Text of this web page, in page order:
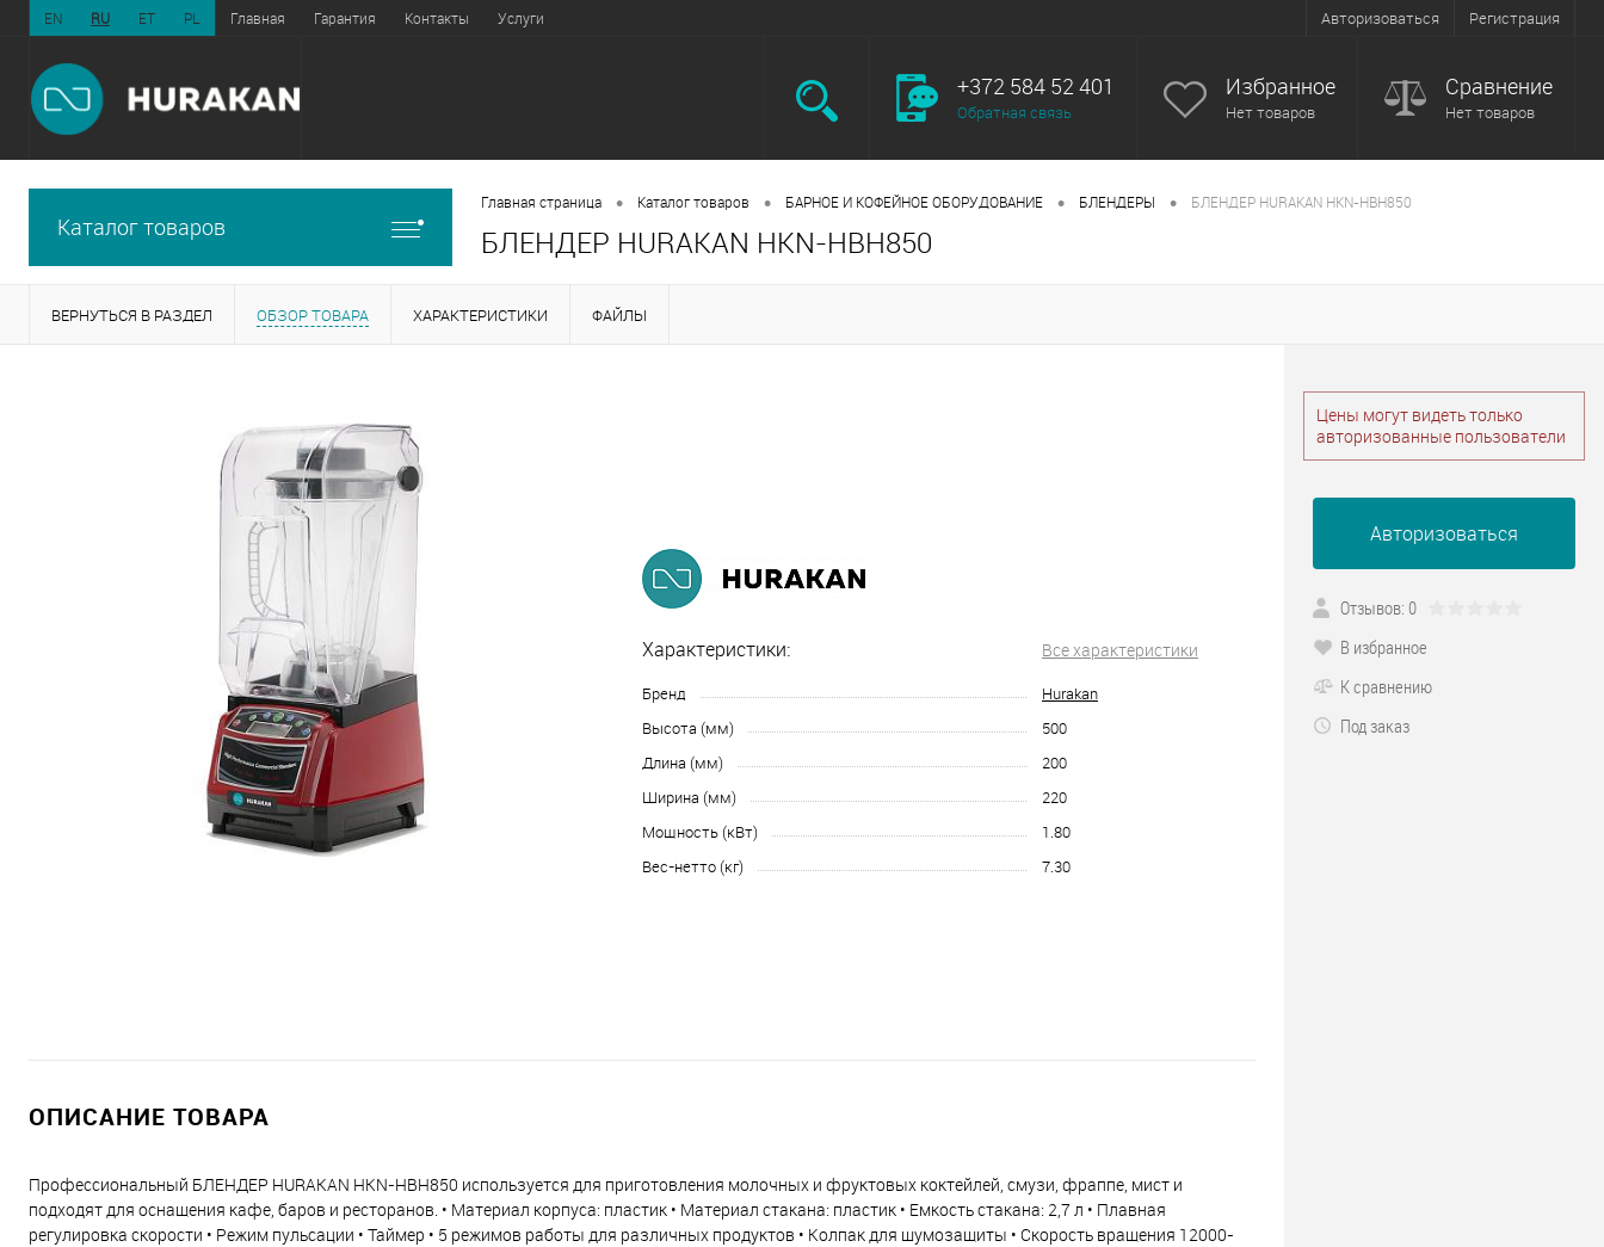
EN RU ET PL Главная Гарантия Контакты Услуги Авторизоваться Регистрация
+372 584 52 401
Обратная связь
Избранное
Нет товаров
Сравнение
Нет товаров
Каталог товаров
Главная страница • Каталог товаров • БАРНОЕ И КОФЕЙНОЕ ОБОРУДОВАНИЕ • БЛЕНДЕРЫ • БЛЕНДЕР HURAKAN HKN-HBH850
БЛЕНДЕР HURAKAN HKN-HBH850
ВЕРНУТЬСЯ В РАЗДЕЛ ОБЗОР ТОВАРА ХАРАКТЕРИСТИКИ ФАЙЛЫ
Характеристики: Все характеристики
Бренд
Hurakan
Высота (мм)
500
Длина (мм)
200
Ширина (мм)
220
Мощность (кВт)
1.80
Вес-нетто (кг)
7.30
ОПИСАНИЕ ТОВАРА
Профессиональный БЛЕНДЕР HURAKAN HKN-HBH850 используется для приготовления молочных и фруктовых коктейлей, смузи, фраппе, мист и
подходят для оснащения кафе, баров и ресторанов. • Материал корпуса: пластик • Материал стакана: пластик • Емкость стакана: 2,7 л • Плавная
регулировка скорости • Режим пульсации • Таймер • 5 режимов работы для различных продуктов • Колпак для шумозащиты • Скорость вращения 12000-
Цены могут видеть только
авторизованные пользователи
Авторизоваться
Отзывов: 0
В избранное
К сравнению
Под заказ